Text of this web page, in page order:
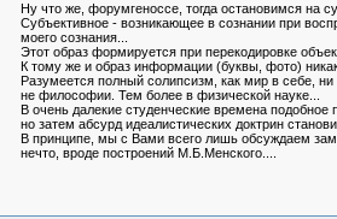
Ну что же, форумгеноссе, тогда остановимся на
Субъективное - возникающее в сознании при
моего сознания...
Этот образ формируется при перекодировке
К тому же и образ информации (буквы, фото)
Разумеется полный солипсизм, как мир в себе,
не философии. Тем более в физической науке...
В очень далекие студенческие времена
но затем абсурд идеалистических доктрин
В принципе, мы с Вами всего лишь обсуждаем
нечто, вроде построений М.Б.Менского....